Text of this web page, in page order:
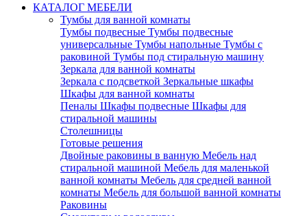
КАТАЛОГ МЕБЕЛИ
Тумбы для ванной комнаты
Тумбы подвесные Тумбы подвесные
универсальные Тумбы напольные Тумбы с
раковиной Тумбы под стиральную машину
Зеркала для ванной комнаты
Зеркала с подсветкой Зеркальные шкафы
Шкафы для ванной комнаты
Пеналы Шкафы подвесные Шкафы для
стиральной машины
Столешницы
Готовые решения
Двойные раковины в ванную Мебель над
стиральной машиной Мебель для маленькой
ванной комнаты Мебель для средней ванной
комнаты Мебель для большой ванной комнаты
Раковины